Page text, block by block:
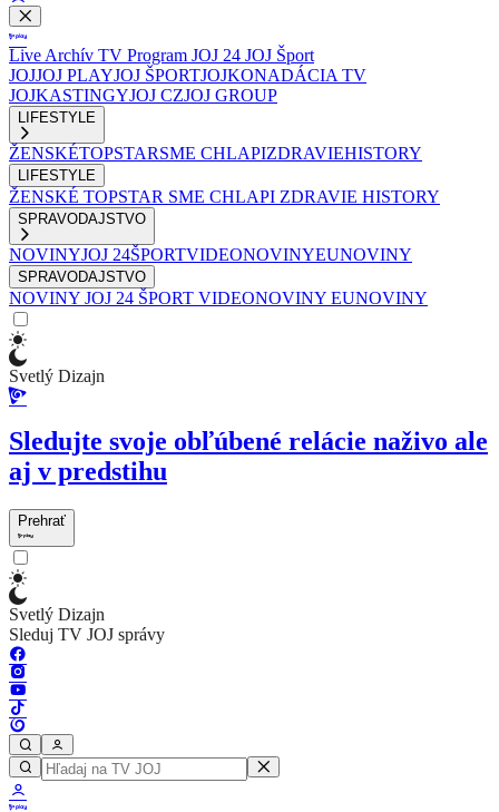
Live Archív TV Program JOJ 24 JOJ Šport
JOJJOJ PLAYJOJ ŠPORTJOJKONADÁCIA TV
JOJKASTINGYJOJ CZJOJ GROUP
LIFESTYLE
ŽENSKÉTOPSTARSME CHLAPIZDRAVIEHISTORY
LIFESTYLE
ŽENSKÉ TOPSTAR SME CHLAPI ZDRAVIE HISTORY
SPRAVODAJSTVO
NOVINYJOJ 24ŠPORTVIDEONOVINYEUNOVINY
SPRAVODAJSTVO
NOVINY JOJ 24 ŠPORT VIDEONOVINY EUNOVINY
Svetlý Dizajn
Sledujte svoje obľúbené relácie naživo ale
aj v predstihu
Prehrať
Svetlý Dizajn
Sleduj TV JOJ správy